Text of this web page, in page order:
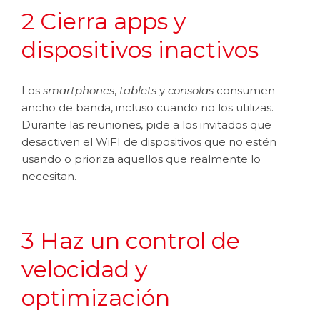
2 Cierra apps y
dispositivos inactivos
Los smartphones, tablets y consolas consumen
ancho de banda, incluso cuando no los utilizas.
Durante las reuniones, pide a los invitados que
desactiven el WiFI de dispositivos que no estén
usando o prioriza aquellos que realmente lo
necesitan.
3 Haz un control de
velocidad y
optimización